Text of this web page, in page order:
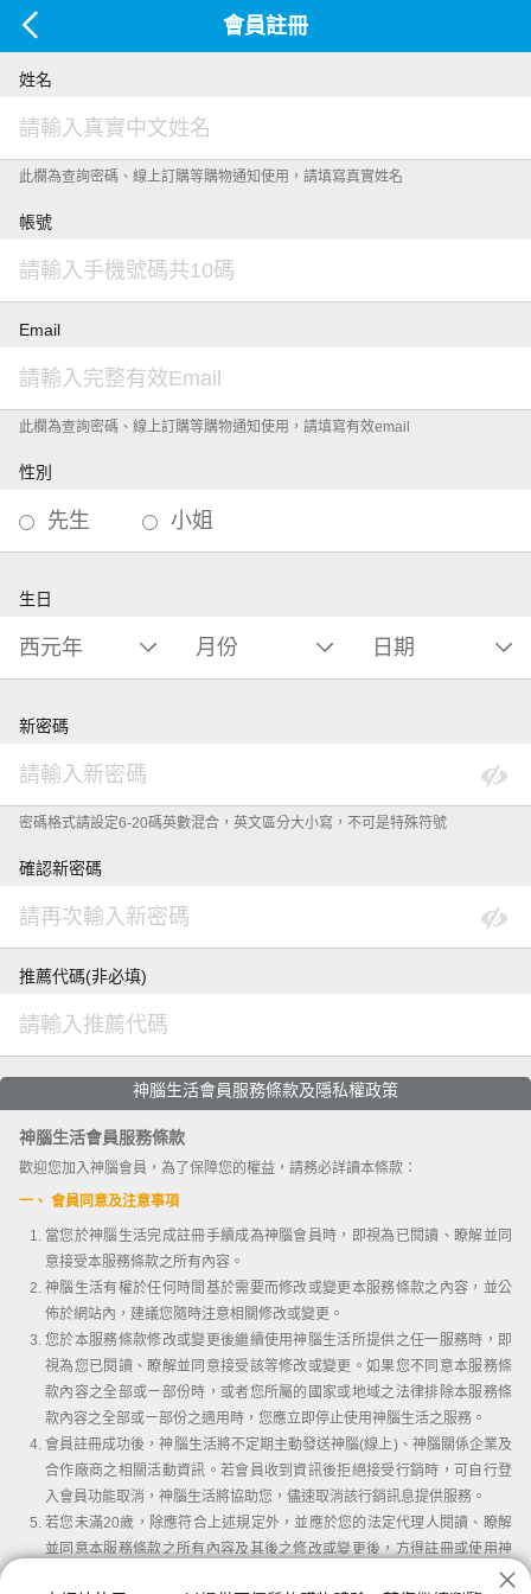
會員註冊
姓名
此欄為查詢密碼、線上訂購等購物通知使用，請填寫真實姓名
帳號
Email
此欄為查詢密碼、線上訂購等購物通知使用，請填寫有效email
性別
先生 小姐
生日
新密碼
密碼格式請設定6-20碼英數混合，英文區分大小寫，不可是特殊符號
確認新密碼
推薦代碼(非必填)
神腦生活會員服務條款及隱私權政策
神腦生活會員服務條款
歡迎您加入神腦會員，為了保障您的權益，請務必詳讀本條款：
一、 會員同意及注意事項
當您於神腦生活完成註冊手續成為神腦會員時，即視為已閱讀、瞭解並同
意接受本服務條款之所有內容。
神腦生活有權於任何時間基於需要而修改或變更本服務條款之內容，並公
佈於網站內，建議您隨時注意相關修改或變更。
您於本服務條款修改或變更後繼續使用神腦生活所提供之任一服務時，即
視為您已閱讀、瞭解並同意接受該等修改或變更。如果您不同意本服務條
款內容之全部或ㄧ部份時，或者您所屬的國家或地域之法律排除本服務條
款內容之全部或ㄧ部份之適用時，您應立即停止使用神腦生活之服務。
會員註冊成功後，神腦生活將不定期主動發送神腦(線上)、神腦關係企業及
合作廠商之相關活動資訊。若會員收到資訊後拒絕接受行銷時，可自行登
入會員功能取消，神腦生活將協助您，儘速取消該行銷訊息提供服務。
若您未滿20歲，除應符合上述規定外，並應於您的法定代理人閱讀、瞭解
並同意本服務條款之所有內容及其後之修改或變更後，方得註冊或使用神
腦生活。當您使用或繼續使用神腦生活所提供之任一服務時，即推定您的